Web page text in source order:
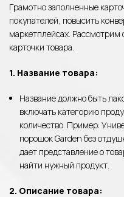
Грамотно заполненные
покупателей, повысить
маркетплейсах.
карточки товара.
1. Название товара:
Название должно быть
включать категорию
количество. Пример:
порошок Garden без
дает представление о
найти нужный продукт.
2. Описание товара: